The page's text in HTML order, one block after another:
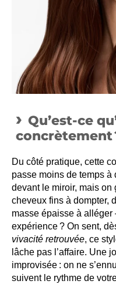
Qu’est-ce
concrètement
Du côté pratique, cette
passe moins de temps à
devant le miroir, mais
cheveux fins à dompter,
masse épaisse à alléger
expérience ? On sent,
vivacité retrouvée, ce
lâche pas l’affaire. Une
improvisée : on ne
suivent le rythme de